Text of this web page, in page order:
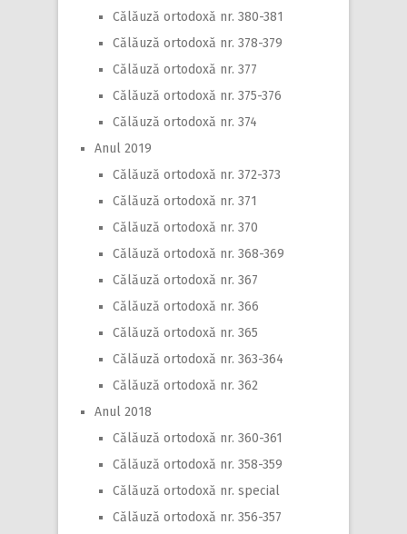
Călăuză ortodoxă nr. 380-381
Călăuză ortodoxă nr. 378-379
Călăuză ortodoxă nr. 377
Călăuză ortodoxă nr. 375-376
Călăuză ortodoxă nr. 374
Anul 2019
Călăuză ortodoxă nr. 372-373
Călăuză ortodoxă nr. 371
Călăuză ortodoxă nr. 370
Călăuză ortodoxă nr. 368-369
Călăuză ortodoxă nr. 367
Călăuză ortodoxă nr. 366
Călăuză ortodoxă nr. 365
Călăuză ortodoxă nr. 363-364
Călăuză ortodoxă nr. 362
Anul 2018
Călăuză ortodoxă nr. 360-361
Călăuză ortodoxă nr. 358-359
Călăuză ortodoxă nr. special
Călăuză ortodoxă nr. 356-357